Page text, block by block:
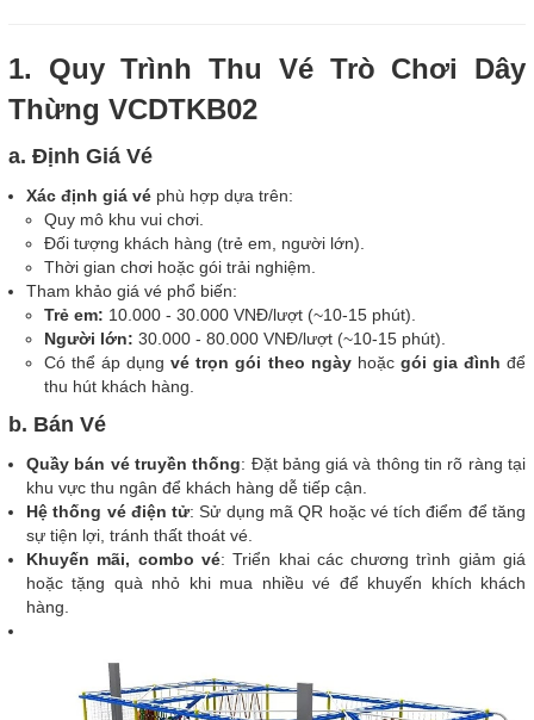
1. Quy Trình Thu Vé Trò Chơi Dây
Thừng VCDTKB02
a. Định Giá Vé
Xác định giá vé phù hợp dựa trên:
Quy mô khu vui chơi.
Đối tượng khách hàng (trẻ em, người lớn).
Thời gian chơi hoặc gói trải nghiệm.
Tham khảo giá vé phổ biến:
Trẻ em: 10.000 - 30.000 VNĐ/lượt (~10-15 phút).
Người lớn: 30.000 - 80.000 VNĐ/lượt (~10-15 phút).
Có thể áp dụngvé trọn gói theo ngàyhoặc gói gia đình để
thu hút khách hàng.
b. Bán Vé
Quầy bán vé truyền thống: Đặt bảng giá và thông tin rõ ràng tại
khu vực thu ngân để khách hàng dễ tiếp cận.
Hệ thống vé điện tử: Sử dụng mã QR hoặc vé tích điểm để tăng
sự tiện lợi, tránh thất thoát vé.
Khuyến mãi, combo vé: Triển khai các chương trình giảm giá
hoặc tặng quà nhỏ khi mua nhiều vé để khuyến khích khách
hàng.